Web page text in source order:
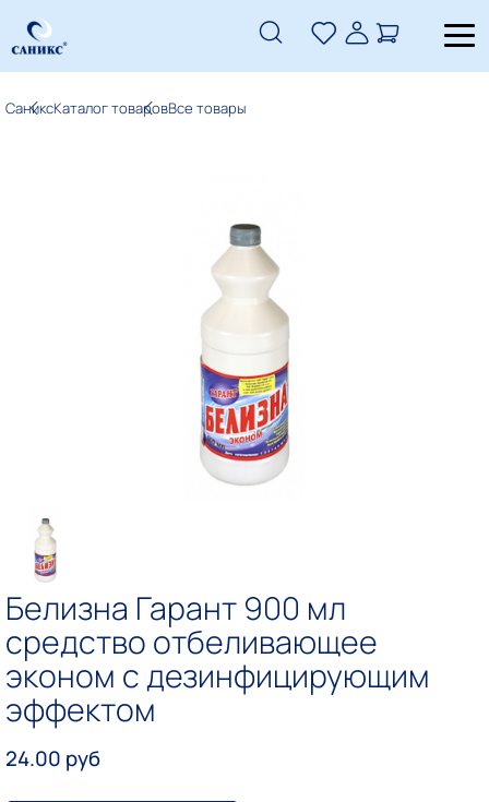
СаниксКаталог товаровВсе товары
Белизна Гарант 900 мл
средство отбеливающее
эконом с дезинфицирующим
эффектом
24.00 руб